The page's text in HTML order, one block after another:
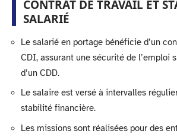
CONTRAT DE TRAVAIL ET
SALARIÉ
Le salarié en portage bénéficie d’un
CDI, assurant une sécurité de l’emploi
d’un CDD.
Le salaire est versé à intervalles
stabilité financière.
Les missions sont réalisées pour des